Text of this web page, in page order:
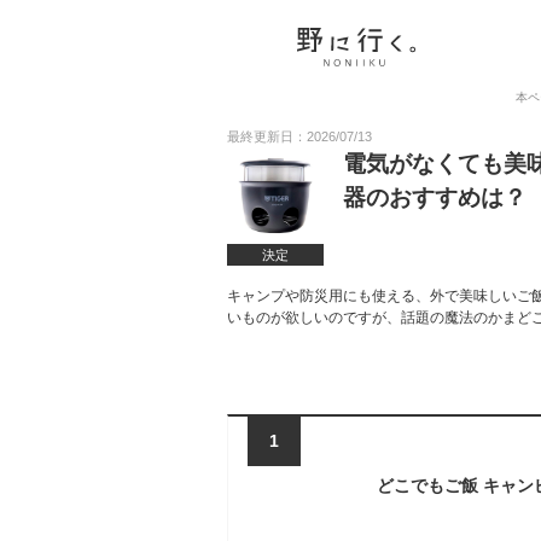
本
最終更新日：2026/07/13
決定
電気がなくても美
器のおすすめは？
キャンプや防災用にも使える、外で美味しい
いものが欲しいのですが、話題の魔法のかま
1